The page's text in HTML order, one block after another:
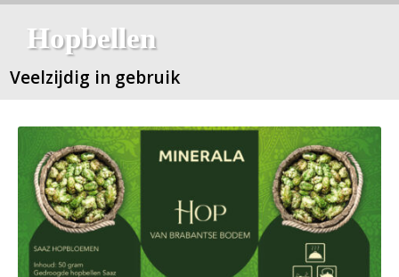
Hopbellen
Veelzijdig in gebruik